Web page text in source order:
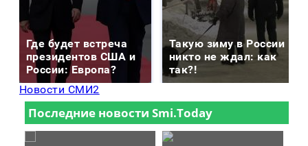
Где будет встреча
президентов США и
России: Европа?
Такую зиму в России
никто не ждал: как
так?!
Новости СМИ2